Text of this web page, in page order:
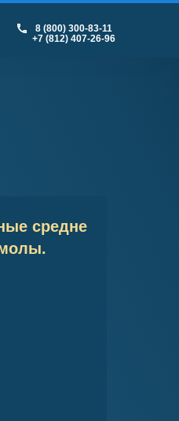
8 (800) 300-83-11
+7 (812) 407-26-96
средне